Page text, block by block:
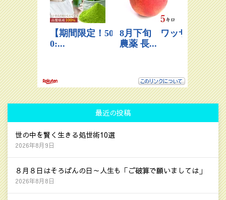
最近の投稿
世の中を賢く生きる処世術10選
2026年8月9日
８月８日はそろばんの日～人生も「ご破算で願いましては」
2026年8月8日